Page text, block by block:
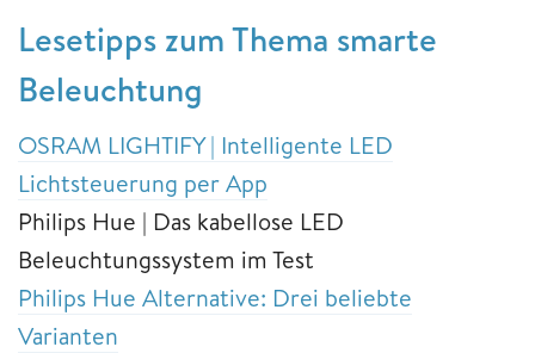
Lesetipps zum Thema smarte
Beleuchtung
OSRAM LIGHTIFY | Intelligente LED
Lichtsteuerung per App
Philips Hue | Das kabellose LED
Beleuchtungssystem im Test
Philips Hue Alternative: Drei beliebte
Varianten